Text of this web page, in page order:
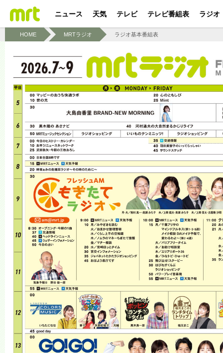
ニュース 天気 テレビ テレビ番組表 ラジオ
HOME MRTラジオ ラジオ基本番組表